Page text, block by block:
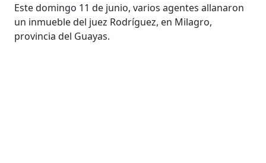
Este domingo 11 de junio, varios agentes allanaron
un inmueble del juez Rodríguez, en Milagro,
provincia del Guayas.